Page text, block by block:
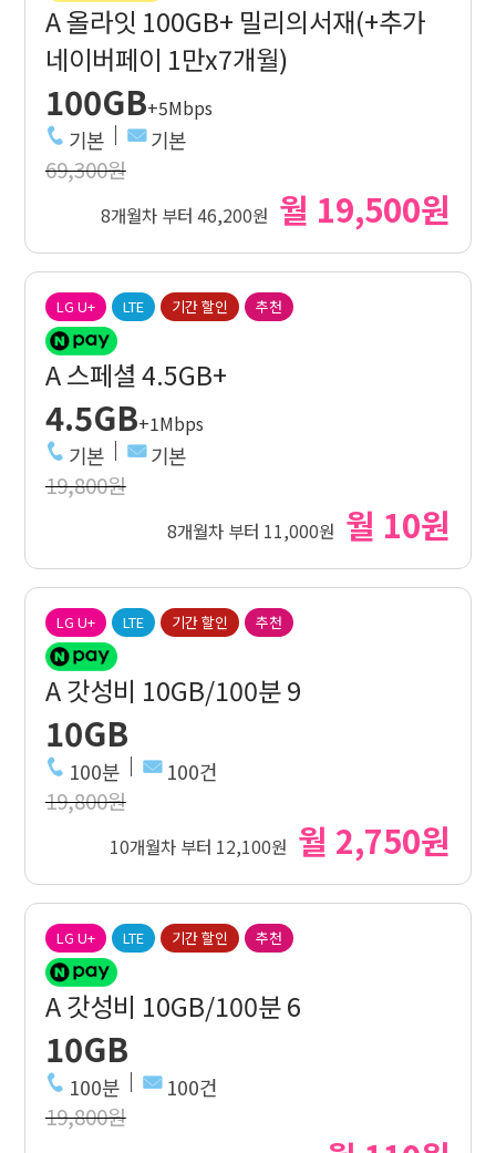
A 올라잇 100GB+ 밀리의서재(+추가
네이버페이 1만x7개월)
100GB+5Mbps
기본 기본
69,300원
8개월차 부터 46,200원 월 19,500원
LG U+ LTE 기간 할인 추천
A 스페셜 4.5GB+
4.5GB+1Mbps
기본 기본
19,800원
8개월차 부터 11,000원 월 10원
LG U+ LTE 기간 할인 추천
A 갓성비 10GB/100분 9
10GB
100분 100건
19,800원
10개월차 부터 12,100원 월 2,750원
LG U+ LTE 기간 할인 추천
A 갓성비 10GB/100분 6
10GB
100분 100건
19,800원